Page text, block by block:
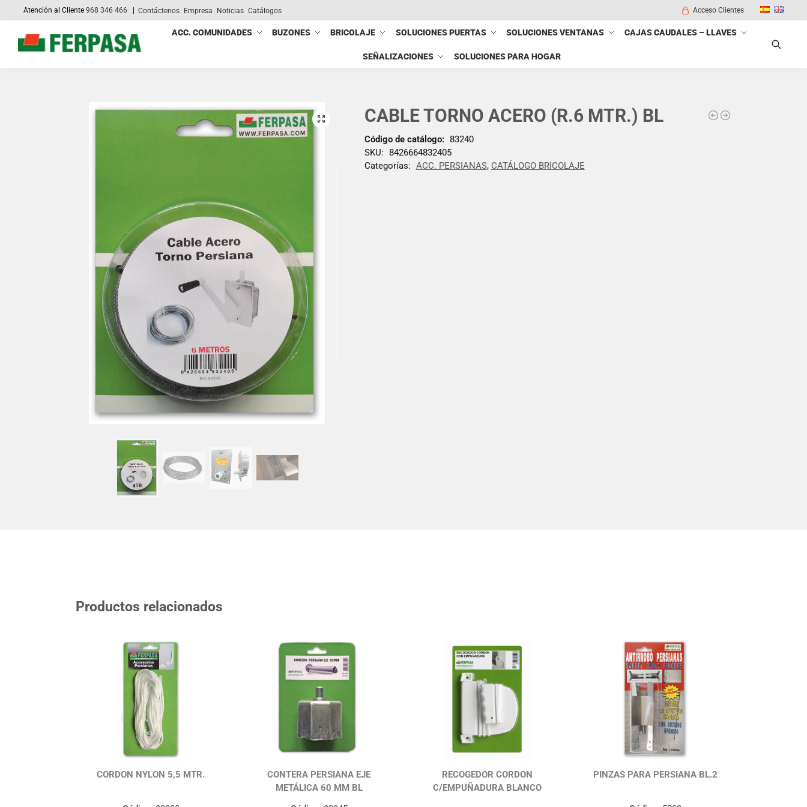
Atención al Cliente968 346 466 Contáctenos Empresa Noticias Catálogos Acceso Clientes
ACC. COMUNIDADES BUZONES BRICOLAJE SOLUCIONES PUERTAS SOLUCIONES VENTANAS CAJAS CAUDALES – LLAVES
SEÑALIZACIONES SOLUCIONES PARA HOGAR
Search
CABLE TORNO ACERO (R.6 MTR.) BL
Código de catálogo: 83240
SKU: 8426664832405
Categorías: ACC. PERSIANAS, CATÁLOGO BRICOLAJE
Productos relacionados
CORDON NYLON 5,5 MTR.
CONTERA PERSIANA EJE
METÁLICA 60 MM BL
RECOGEDOR CORDON
C/EMPUÑADURA BLANCO
PINZAS PARA PERSIANA BL.2